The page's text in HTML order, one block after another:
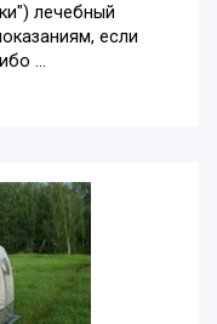
лечебный
если
...